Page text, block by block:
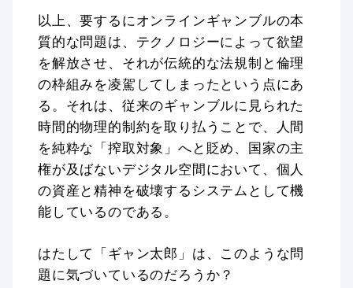
以上、要するにオンラインギャンブルの本
質的な問題は、テクノロジーによって欲望
を解放させ、それが伝統的な法規制と倫理
の枠組みを凌駕してしまったという点にあ
る。それは、従来のギャンブルに見られた
時間的物理的制約を取り払うことで、人間
を純粋な「搾取対象」へと貶め、国家の主
権が及ばないデジタル空間において、個人
の資産と精神を破壊するシステムとして機
能しているのである。
はたして「ギャン太郎」は、このような問
題に気づいているのだろうか？